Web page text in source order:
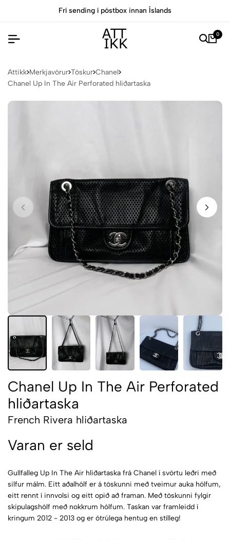
innan Íslands Allar vörur eru vottaðar
0
Attikk Merkjavörur Töskur Chanel
Chanel Up In The Air Perforated hliðartaska
Chanel Up In The Air Perforated
hliðartaska
French Rivera hliðartaska
Varan er seld
Gullfalleg Up In The Air hliðartaska frá Chanel í svörtu leðri með
silfur málm. Eitt aðalhólf er á töskunni með tveimur auka hólfum,
eitt rennt í innvolsi og eitt opið að framan. Með töskunni fylgir
skipulagshólf með nokkrum hólfum. Taskan var framleidd í
kringum 2012 - 2013 og er ótrúlega hentug en stílleg!